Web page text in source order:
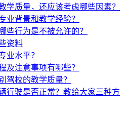
学质量，还应该考虑哪些因素？
业背景和教学经验？
些行为是不被允许的？
资料
业水平？
及注意事项有哪些？
驾校的教学质量？
行驶是否正常？教给大家三种方